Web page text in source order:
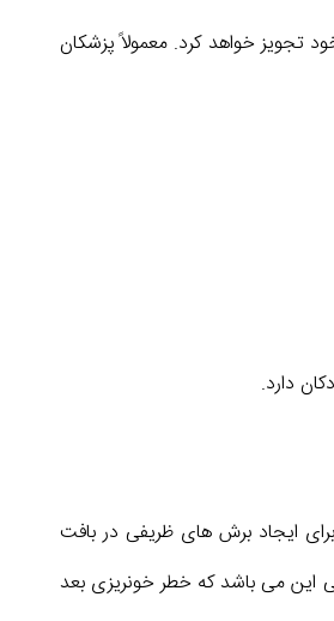
تجویز خواهد کرد. معمولاً پزشکان
دارد.
ایجاد برش های ظریفی در بافت
این می باشد که خطر خونریزی بعد